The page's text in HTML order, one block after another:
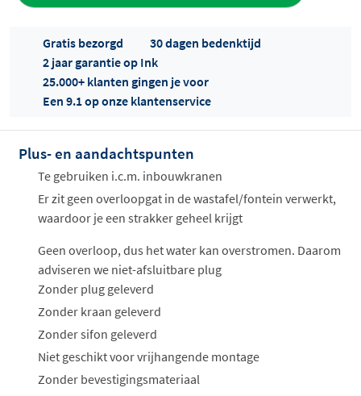
Offertes
ophalen...
Gratis bezorgd
30 dagen bedenktijd
2 jaar garantie op Ink
25.000+ klanten gingen je voor
Een 9.1 op onze klantenservice
Plus- en aandachtspunten
Te gebruiken i.c.m. inbouwkranen
Er zit geen overloopgat in de wastafel/fontein verwerkt,
waardoor je een strakker geheel krijgt
Geen overloop, dus het water kan overstromen. Daarom
adviseren we niet-afsluitbare plug
Zonder plug geleverd
Zonder kraan geleverd
Zonder sifon geleverd
Niet geschikt voor vrijhangende montage
Zonder bevestigingsmateriaal